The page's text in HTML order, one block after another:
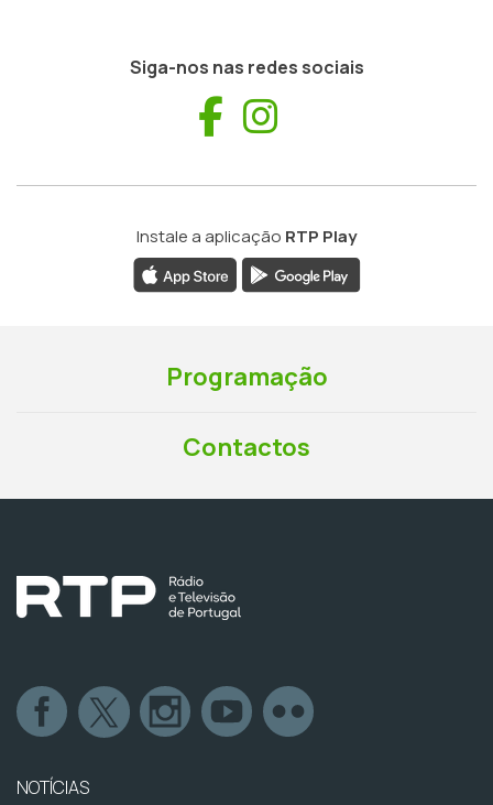
Siga-nos nas redes sociais
Facebook
Instale a aplicação RTP Play
Programação
Contactos
NOTÍCIAS